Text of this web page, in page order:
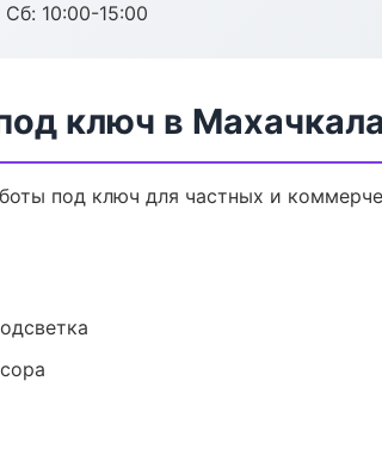
10:00-15:00
ключ в Махачкала
под ключ для частных и